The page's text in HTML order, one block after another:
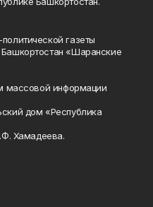
газеты
«Шаранские
массовой информации
дом «Республика
Хамадеева.